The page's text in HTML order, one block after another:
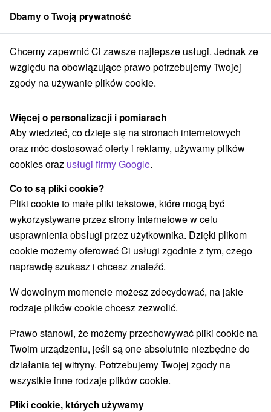
członek grupySorger
weekendowe Východné Slovensko Prešovský kraj Lučivná
Wyjazdy weekendowe Lučivná
Kategorie
Wszystkie kategorie
Pobyty z rabatem(1)
Wellness pobyty(1) Wyjazdy weekendowe
Pobyty dla seniorów (1)
Wybierz lokalizację lub datę
Najlepiej sprzedające
Wsie i miasta
dla dwojga
WSZYSTKO TOP - BESTSELLERY NAJTAŃSZE
Dbamy o Twoją prywatność
Chcemy zapewnić Ci zawsze najlepsze usługi. Jednak ze
względu na obowiązujące prawo potrzebujemy Twojej
zgody na używanie plików cookie.
Więcej o personalizacji i pomiarach
Aby wiedzieć, co dzieje się na stronach internetowych
oraz móc dostosować oferty i reklamy, używamy plików
cookies oraz usługi firmy Google.
Co to są pliki cookie?
Pliki cookie to małe pliki tekstowe, które mogą być
wykorzystywane przez strony internetowe w celu
usprawnienia obsługi przez użytkownika. Dzięki plikom
cookie możemy oferować Ci usługi zgodnie z tym, czego
naprawdę szukasz i chcesz znaleźć.
W dowolnym momencie możesz zdecydować, na jakie
rodzaje plików cookie chcesz zezwolić.
Prawo stanowi, że możemy przechowywać pliki cookie na
Twoim urządzeniu, jeśli są one absolutnie niezbędne do
działania tej witryny. Potrzebujemy Twojej zgody na
wszystkie inne rodzaje plików cookie.
Pliki cookie, których używamy